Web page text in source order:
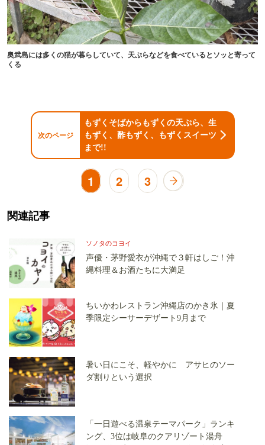
奥武島には多くの猫が暮らしていて、天ぷらなどを食べているとソッと寄って
くる
次のページ
もずくそばからもずくの天ぷら、生
もずく、酢もずく、もずくスイーツ
まで!!
1 2 3
関連記事
ソノタのコヨイ
声優・茅野愛衣が沖縄で３軒はしご！沖
縄料理＆お酒たちに大満足
ちいかわレストラン沖縄店のかき氷｜夏
季限定シーサーデザート9月まで
暑い日にこそ、軽やかに アサヒのソー
ダ割りという選択
「一日遊べる温泉テーマパーク」ランキ
ング、3位は岐阜のクアリゾート湯舟